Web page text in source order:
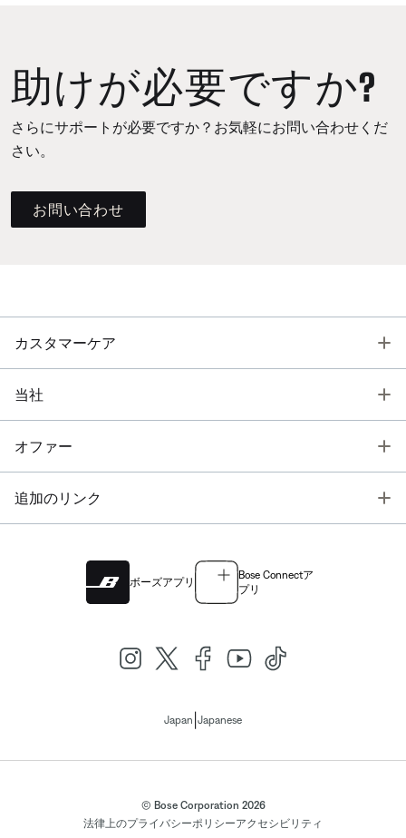
助けが必要ですか?
さらにサポートが必要ですか？お気軽にお問い合わせくだ
さい。
お問い合わせ
カスタマーケア
当社
オファー
追加のリンク
ボーズアプリ
Bose Connectア
プリ
Japan Japanese
© Bose Corporation 2026
法律上のプライバシーポリシーアクセシビリティ